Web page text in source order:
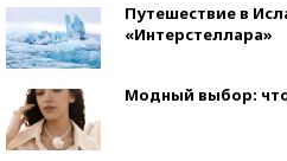
Путешествие в
«Интерстеллара»
Модный выбор: что